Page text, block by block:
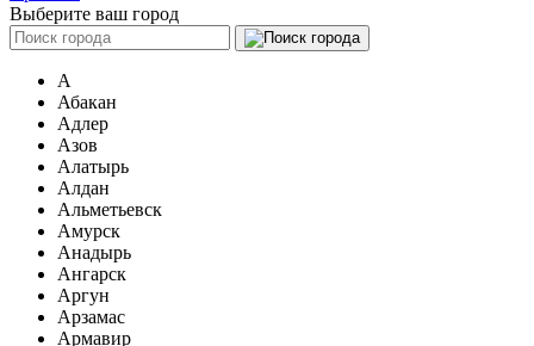
Выберите ваш город
А
Абакан
Адлер
Азов
Алатырь
Алдан
Альметьевск
Амурск
Анадырь
Ангарск
Аргун
Арзамас
Армавир